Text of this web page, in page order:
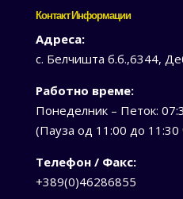
Контакт Информации
Адреса:
с. Белчишта б.б.,6344,
Работно време:
Понеделник – Петок:
(Пауза од 11:00 до 11:30
Телефон / Факс:
+389(0)46286855